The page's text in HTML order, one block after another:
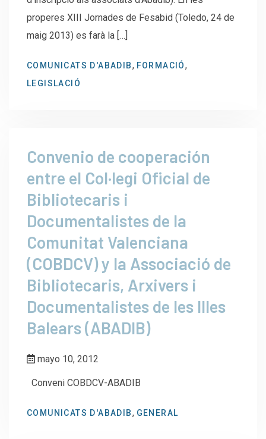
properes XIII Jornades de Fesabid (Toledo, 24 de
maig 2013) es farà la […]
COMUNICATS D'ABADIB, FORMACIÓ,
LEGISLACIÓ
Convenio de cooperación
entre el CoI·legi Oficial de
Bibliotecaris i
Documentalistes de la
Comunitat Valenciana
(COBDCV) y la Associació de
Bibliotecaris, Arxivers i
Documentalistes de les IlIes
Balears (ABADIB)
mayo 10, 2012
Conveni COBDCV-ABADIB
COMUNICATS D'ABADIB, GENERAL